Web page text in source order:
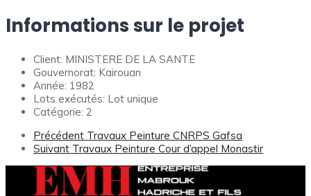
Informations sur le projet
Client: MINISTERE DE LA SANTE
Gouvernorat: Kairouan
Année: 1982
Lots exécutés: Lot unique
Catégorie: 2
Précédent Travaux Peinture CNRPS Gafsa
Suivant Travaux Peinture Cour d’appel Monastir